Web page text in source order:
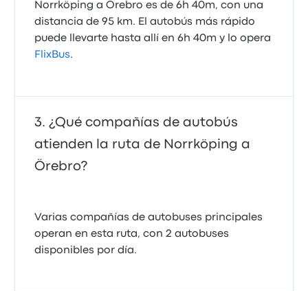
Norrköping a Örebro es de 6h 40m, con una
distancia de 95 km. El autobús más rápido
puede llevarte hasta allí en 6h 40m y lo opera
FlixBus.
¿Qué compañías de autobús
atienden la ruta de Norrköping a
Örebro?
Varias compañías de autobuses principales
operan en esta ruta, con 2 autobuses
disponibles por día.